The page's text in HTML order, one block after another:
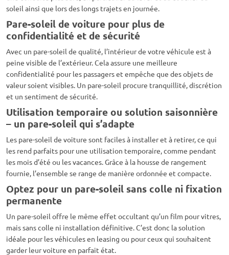
soleil ainsi que lors des longs trajets en journée.
Pare-soleil de voiture pour plus de
confidentialité et de sécurité
Avec un pare-soleil de qualité, l’intérieur de votre véhicule est à
peine visible de l’extérieur. Cela assure une meilleure
confidentialité pour les passagers et empêche que des objets de
valeur soient visibles. Un pare-soleil procure tranquillité, discrétion
et un sentiment de sécurité.
Utilisation temporaire ou solution saisonnière
– un pare-soleil qui s’adapte
Les pare-soleil de voiture sont faciles à installer et à retirer, ce qui
les rend parfaits pour une utilisation temporaire, comme pendant
les mois d’été ou les vacances. Grâce à la housse de rangement
fournie, l’ensemble se range de manière ordonnée et compacte.
Optez pour un pare-soleil sans colle ni fixation
permanente
Un pare-soleil offre le même effet occultant qu’un film pour vitres,
mais sans colle ni installation définitive. C’est donc la solution
idéale pour les véhicules en leasing ou pour ceux qui souhaitent
garder leur voiture en parfait état.